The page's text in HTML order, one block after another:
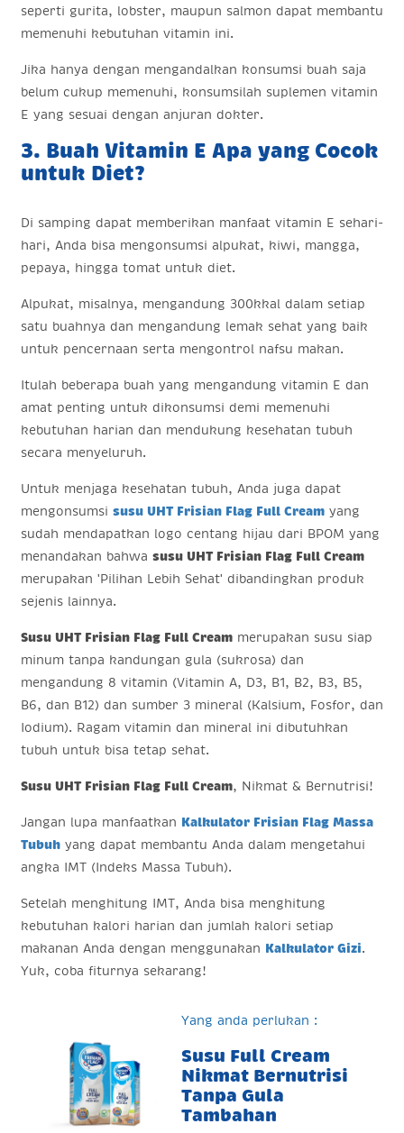
seperti gurita, lobster, maupun salmon dapat membantu
memenuhi kebutuhan vitamin ini.
Jika hanya dengan mengandalkan konsumsi buah saja
belum cukup memenuhi, konsumsilah suplemen vitamin
E yang sesuai dengan anjuran dokter.
3. Buah Vitamin E Apa yang Cocok
untuk Diet?
Di samping dapat memberikan manfaat vitamin E sehari-
hari, Anda bisa mengonsumsi alpukat, kiwi, mangga,
pepaya, hingga tomat untuk diet.
Alpukat, misalnya, mengandung 300kkal dalam setiap
satu buahnya dan mengandung lemak sehat yang baik
untuk pencernaan serta mengontrol nafsu makan.
Itulah beberapa buah yang mengandung vitamin E dan
amat penting untuk dikonsumsi demi memenuhi
kebutuhan harian dan mendukung kesehatan tubuh
secara menyeluruh.
Untuk menjaga kesehatan tubuh, Anda juga dapat
mengonsumsi susu UHT Frisian Flag Full Cream yang
sudah mendapatkan logo centang hijau dari BPOM yang
menandakan bahwa susu UHT Frisian Flag Full Cream
merupakan 'Pilihan Lebih Sehat' dibandingkan produk
sejenis lainnya.
Susu UHT Frisian Flag Full Cream merupakan susu siap
minum tanpa kandungan gula (sukrosa) dan
mengandung 8 vitamin (Vitamin A, D3, B1, B2, B3, B5,
B6, dan B12) dan sumber 3 mineral (Kalsium, Fosfor, dan
Iodium). Ragam vitamin dan mineral ini dibutuhkan
tubuh untuk bisa tetap sehat.
Susu UHT Frisian Flag Full Cream, Nikmat & Bernutrisi!
Jangan lupa manfaatkan Kalkulator Frisian Flag Massa
Tubuh yang dapat membantu Anda dalam mengetahui
angka IMT (Indeks Massa Tubuh).
Setelah menghitung IMT, Anda bisa menghitung
kebutuhan kalori harian dan jumlah kalori setiap
makanan Anda dengan menggunakan Kalkulator Gizi.
Yuk, coba fiturnya sekarang!
Yang anda perlukan :
Susu Full Cream
Nikmat Bernutrisi
Tanpa Gula
Tambahan